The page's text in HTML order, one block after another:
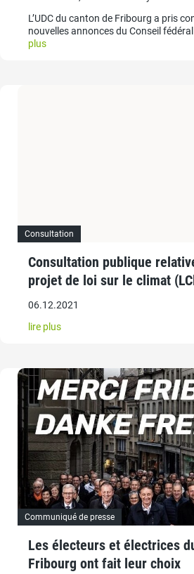
L’UDC du canton de Fribourg a pris
nouvelles annonces du Conseil
plus
Consultation
Consultation publique
projet de loi sur le climat
06.12.2021
lire plus
Communiqué de presse
Les électeurs et électrices
Fribourg ont fait leur choix